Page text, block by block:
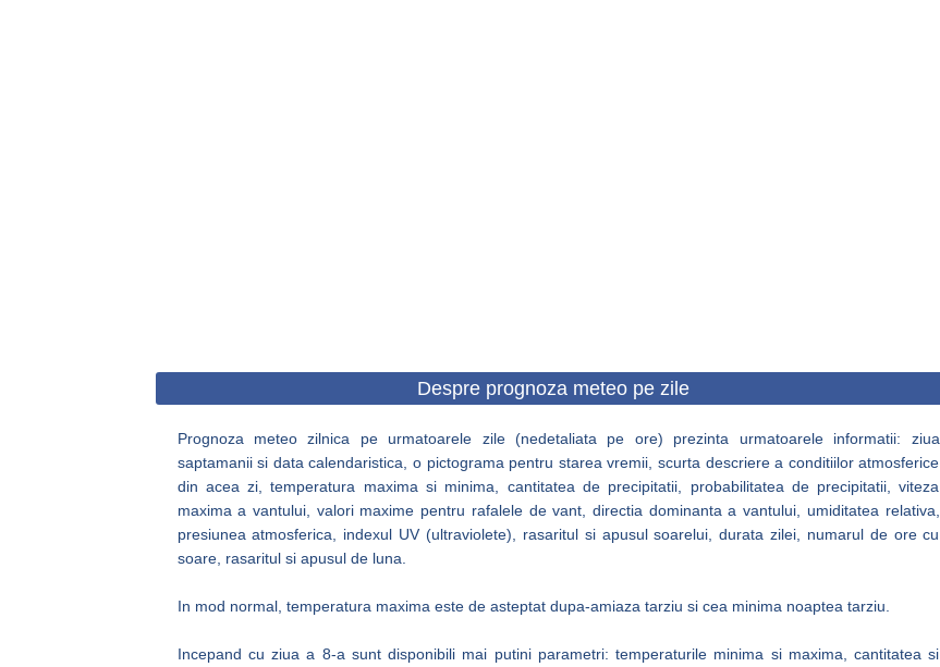
Despre prognoza meteo pe zile
Prognoza meteo zilnica pe urmatoarele zile (nedetaliata pe ore) prezinta urmatoarele informatii: ziua
saptamanii si data calendaristica, o pictograma pentru starea vremii, scurta descriere a conditiilor atmosferice
din acea zi, temperatura maxima si minima, cantitatea de precipitatii, probabilitatea de precipitatii, viteza
maxima a vantului, valori maxime pentru rafalele de vant, directia dominanta a vantului, umiditatea relativa,
presiunea atmosferica, indexul UV (ultraviolete), rasaritul si apusul soarelui, durata zilei, numarul de ore cu
soare, rasaritul si apusul de luna.
In mod normal, temperatura maxima este de asteptat dupa-amiaza tarziu si cea minima noaptea tarziu.
Incepand cu ziua a 8-a sunt disponibili mai putini parametri: temperaturile minima si maxima, cantitatea si